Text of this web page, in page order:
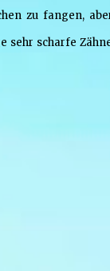
zu fangen,
sehr scharfe